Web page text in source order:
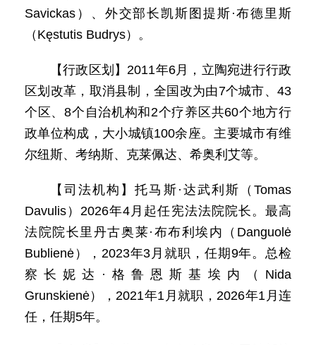
Savickas）、外交部长凯斯图提斯·布德里斯
（Kęstutis Budrys）。
【行政区划】2011年6月，立陶宛进行行政
区划改革，取消县制，全国改为由7个城市、43
个区、8个自治机构和2个疗养区共60个地方行
政单位构成，大小城镇100余座。主要城市有维
尔纽斯、考纳斯、克莱佩达、希奥利艾等。
【司法机构】托马斯·达武利斯（Tomas
Davulis）2026年4月起任宪法法院院长。最高
法院院长里丹古奥莱·布布利埃内（Danguolė
Bublienė），2023年3月就职，任期9年。总检
察长妮达·格鲁恩斯基埃内（Nida
Grunskienė），2021年1月就职，2026年1月连
任，任期5年。